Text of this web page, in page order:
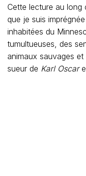
Cette lecture au long
que je suis
inhabitées du
tumultueuses, des
animaux sauvages
sueur de Karl Oscar